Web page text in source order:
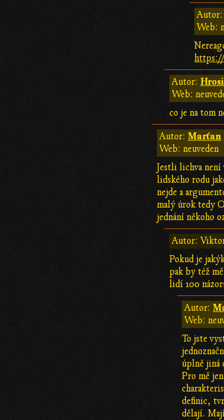
Web:
https://
Autor:
Web:
co je na tom
Autor: Marťan
Web: neuveden
Jestli lichva
lidského rodu
nejde a
malý úrok tedy
jednání někoho
Autor: Viktor
Pokud je
pak by též
lidí 100
Autor:
Web:
To jste
úplně jiná
Pro mě
definic,
dělají.